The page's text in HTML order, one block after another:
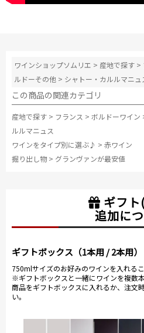
ワインショップソムリエ > 産地で探す >
ルドーその他 > シャトー・カルルマニュ
この商品の関連カテゴリ
産地で探す > フランス > ボルドーワイン
ルルマニュス
ワインをタイプ別に選ぶ♪ > 赤ワイン
掘り出し物 > グランヴァンが最安値
ギフ
追加に
ギフトボックス（1本用 / 2本用）
750mlサイズのお好みのワインを入れるこ
※ギフトボックスと一緒にワインを複数
商品をギフトボックスに入れるか、注文
い。